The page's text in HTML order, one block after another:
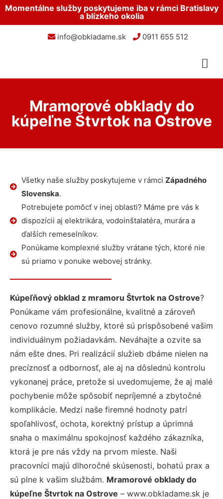
Momentálne služby poskytujeme iba v rámci Bratislavy
a blízkeho okolia
info@obkladame.sk 0911 655 512
Mramorové obklady do
kúpeľne Štvrtok na Ostrove
Všetky naše služby poskytujeme v rámci Západného
Slovenska.
Potrebujete pomôcť v inej oblasti? Máme pre vás k
dispozícii aj elektrikára, vodoinštalatéra, murára a
ďalších remeselníkov.
Ponúkame komplexné služby vrátane tých, ktoré nie
sú priamo v ponuke webovej stránky.
Kúpeľňový obklad z mramoru Štvrtok na Ostrove?
Ponúkame vám profesionálne, kvalitné a zároveň
cenovo rozumné služby, ktoré sú prispôsobené vašim
individuálnym požiadavkám. Neváhajte a ozvite sa
nám ešte dnes. Pri realizácií služieb dbáme nielen na
precíznosť a odbornosť, ale aj na dôslednú kontrolu
vykonanej práce, pretože si uvedomujeme, že aj malé
pochybenie môže spôsobiť nepríjemné a zbytočné
komplikácie. Medzi naše firemné hodnoty patrí
spoľahlivosť, ochota, korektný prístup a úprimná
snaha o maximálnu spokojnosť každého zákazníka,
ktorá je pre nás vždy na prvom mieste. Naši
pracovníci majú dlhoročné skúsenosti, bohatú prax a
sú plne k vašim službám. Mramorové obklady do
kúpeľne Štvrtok na Ostrove – www.obkladame.sk je